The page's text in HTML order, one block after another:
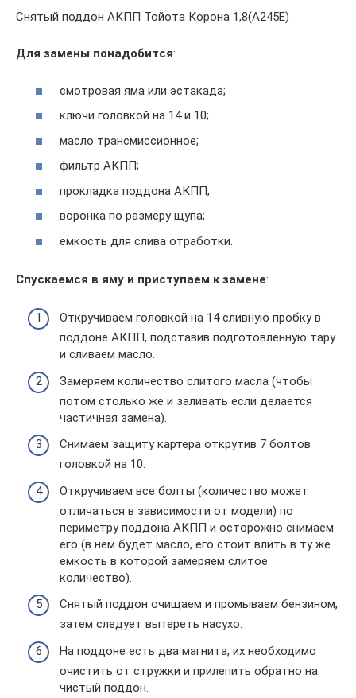
Снятый поддон АКПП Тойота Корона 1,8(A245E)
Для замены понадобится:
смотровая яма или эстакада;
ключи головкой на 14 и 10;
масло трансмиссионное;
фильтр АКПП;
прокладка поддона АКПП;
воронка по размеру щупа;
емкость для слива отработки.
Спускаемся в яму и приступаем к замене:
Откручиваем головкой на 14 сливную пробку в
поддоне АКПП, подставив подготовленную тару
и сливаем масло.
Замеряем количество слитого масла (чтобы
потом столько же и заливать если делается
частичная замена).
Снимаем защиту картера открутив 7 болтов
головкой на 10.
Откручиваем все болты (количество может
отличаться в зависимости от модели) по
периметру поддона АКПП и осторожно снимаем
его (в нем будет масло, его стоит влить в ту же
емкость в которой замеряем слитое
количество).
Снятый поддон очищаем и промываем бензином,
затем следует вытереть насухо.
На поддоне есть два магнита, их необходимо
очистить от стружки и прилепить обратно на
чистый поддон.